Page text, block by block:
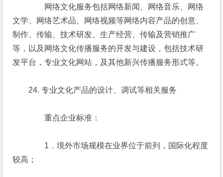
网络文化服务包括网络新闻、网络音乐、网络
文学、网络艺术品、网络视频等网络内容产品的创意、
制作、传输、技术研发、生产经营、传输及营销推广
等，以及网络文化传播服务的开发与建设，包括技术研
发平台，专业文化网站，及其他新兴传播服务形式等。
24. 专业文化产品的设计、调试等相关服务
重点企业标准：
1．境外市场规模在业界位于前列，国际化程度
较高；